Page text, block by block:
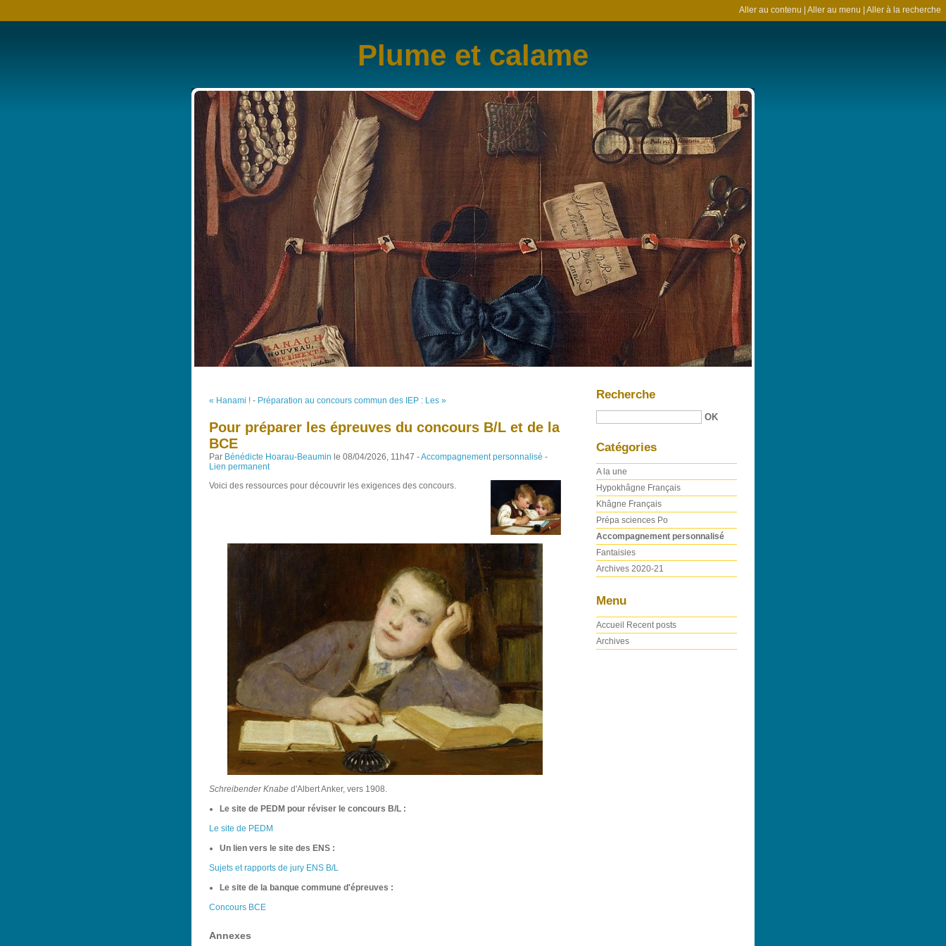
Plume et calame
Aller au contenu Aller au menu Aller à la recherche
« Hanami ! - Préparation au concours commun des IEP : Les »
Pour préparer les épreuves du concours B/L et de la
BCE
Par Bénédicte Hoarau-Beaumin le 08/04/2026, 11h47 -Accompagnement personnalisé -
Lien permanent
Voici des ressources pour découvrir les exigences des concours.
Schreibender Knabe d'Albert Anker, vers 1908.
Le site de PEDM pour réviser le concours B/L :
Le site de PEDM
Un lien vers le site des ENS :
Sujets et rapports de jury ENS B/L
Le site de la banque commune d'épreuves :
Concours BCE
Annexes
Recherche
Catégories
A la une
Hypokhâgne Français
Khâgne Français
Prépa sciences Po
Accompagnement personnalisé
Fantaisies
Archives 2020-21
Menu
Accueil
Recent posts
Archives